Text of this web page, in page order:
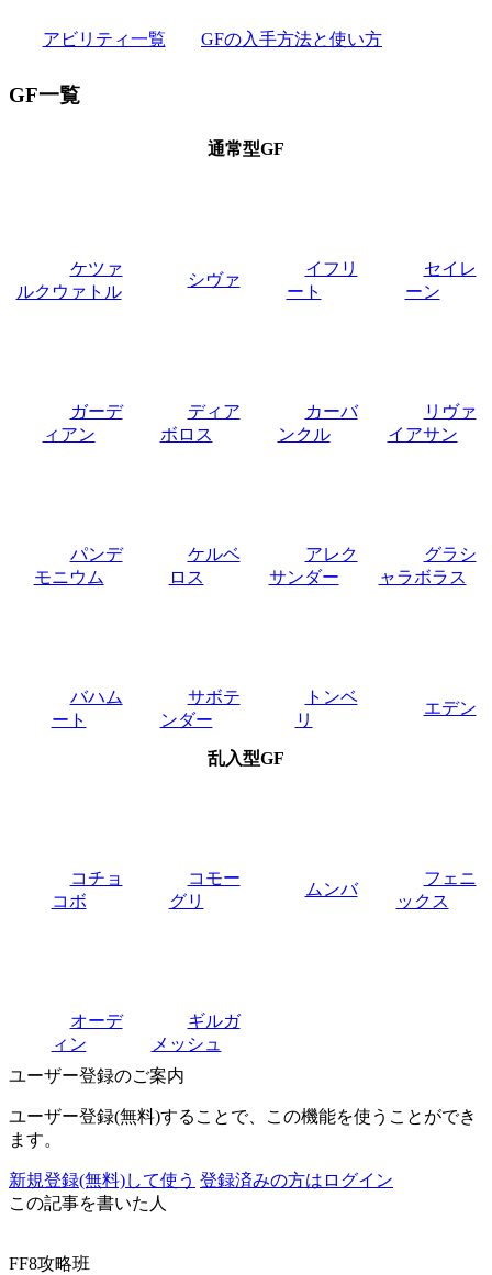
アビリティ一覧 GFの入手方法と使い方
GF一覧
通常型GF
ケツァ
ルクウァトル
シヴァ
イフリ
ート
セイレ
ーン
ガーデ
ィアン
ディア
ボロス
カーバ
ンクル
リヴァ
イアサン
パンデ
モニウム
ケルベ
ロス
アレク
サンダー
グラシ
ャラボラス
バハム
ート
サボテ
ンダー
トンベ
リ
エデン
乱入型GF
コチョ
コボ
コモー
グリ
ムンバ
フェニ
ックス
オーデ
ィン
ギルガ
メッシュ
ユーザー登録のご案内
ユーザー登録(無料)することで、この機能を使うことができ
ます。
新規登録(無料)して使う 登録済みの方はログイン
この記事を書いた人
FF8攻略班